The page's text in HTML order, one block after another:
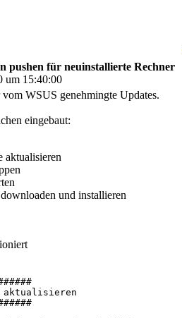
pushen für neuinstallierte Rechner
um 15:40:00
WSUS genehmingte Updates.
eingebaut:
aktualisieren
und installieren